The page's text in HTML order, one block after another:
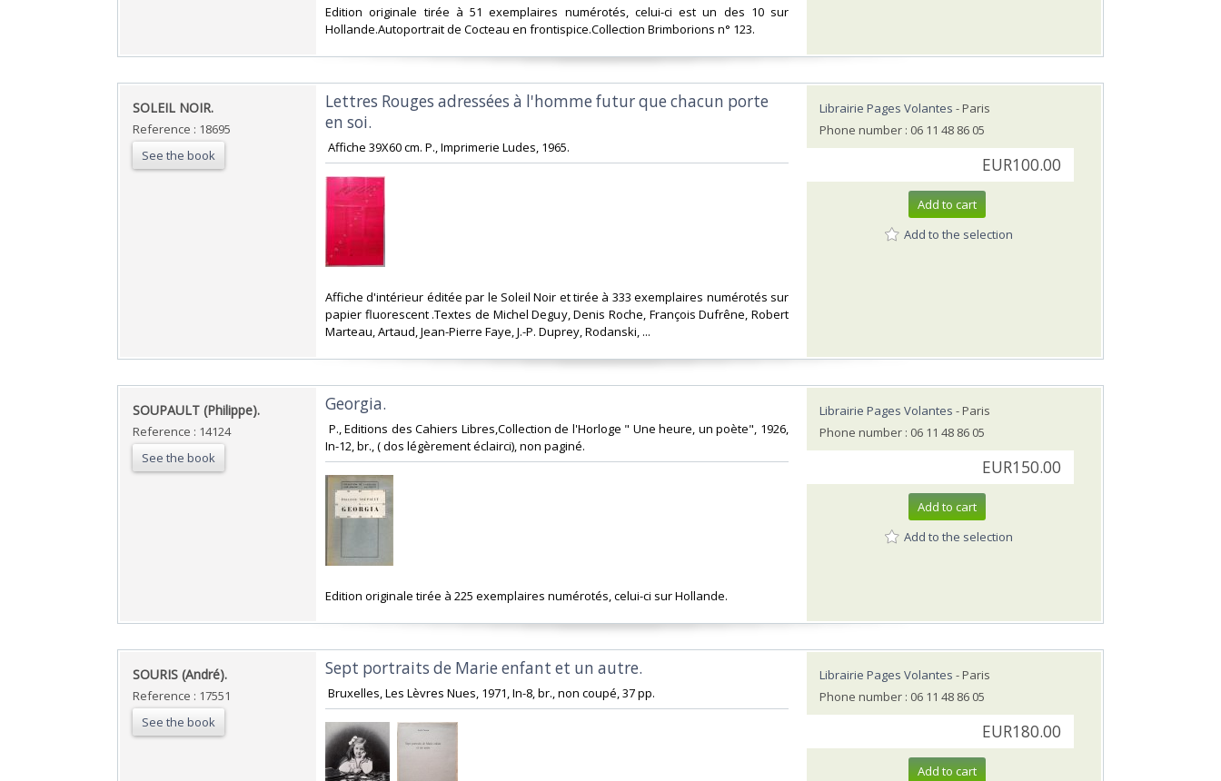
‎Edition originale tirée à 51 exemplaires numérotés, celui-ci est un des 10 sur
Hollande.Autoportrait de Cocteau en frontispice.Collection Brimborions n° 123. ‎
‎SOLEIL NOIR.‎
Reference : 18695
See the book
‎Lettres Rouges adressées à l'homme futur que chacun porte
en soi. ‎
‎ Affiche 39X60 cm. P., Imprimerie Ludes, 1965. ‎
‎Affiche d'intérieur éditée par le Soleil Noir et tirée à 333 exemplaires numérotés sur
papier fluorescent .Textes de Michel Deguy, Denis Roche, François Dufrêne, Robert
Marteau, Artaud, Jean-Pierre Faye, J.-P. Duprey, Rodanski, ... ‎
Librairie Pages Volantes - Paris
Phone number : 06 11 48 86 05
EUR100.00
Add to cart
Add to the selection
‎SOUPAULT (Philippe).‎
Reference : 14124
See the book
‎Georgia.‎
‎ P., Editions des Cahiers Libres,Collection de l'Horloge " Une heure, un poète", 1926,
In-12, br., ( dos légèrement éclairci), non paginé. ‎
‎Edition originale tirée à 225 exemplaires numérotés, celui-ci sur Hollande. ‎
Librairie Pages Volantes - Paris
Phone number : 06 11 48 86 05
EUR150.00
Add to cart
Add to the selection
‎SOURIS (André). ‎
Reference : 17551
See the book
‎Sept portraits de Marie enfant et un autre.‎
‎ Bruxelles, Les Lèvres Nues, 1971, In-8, br., non coupé, 37 pp. ‎
Librairie Pages Volantes - Paris
Phone number : 06 11 48 86 05
EUR180.00
Add to cart